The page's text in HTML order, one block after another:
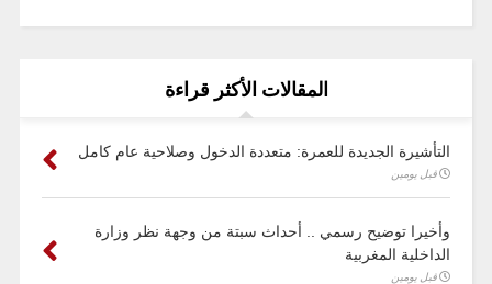
المقالات الأكثر قراءة
التأشيرة الجديدة للعمرة: متعددة الدخول وصلاحية عام كامل
قبل يومين
وأخيرا توضيح رسمي .. أحداث سبتة من وجهة نظر وزارة
الداخلية المغربية
قبل يومين